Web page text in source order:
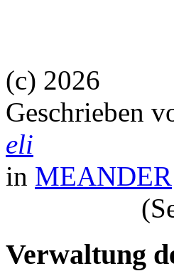
(c) 2026
Geschrieben
eli
in MEANDER
Verwaltung